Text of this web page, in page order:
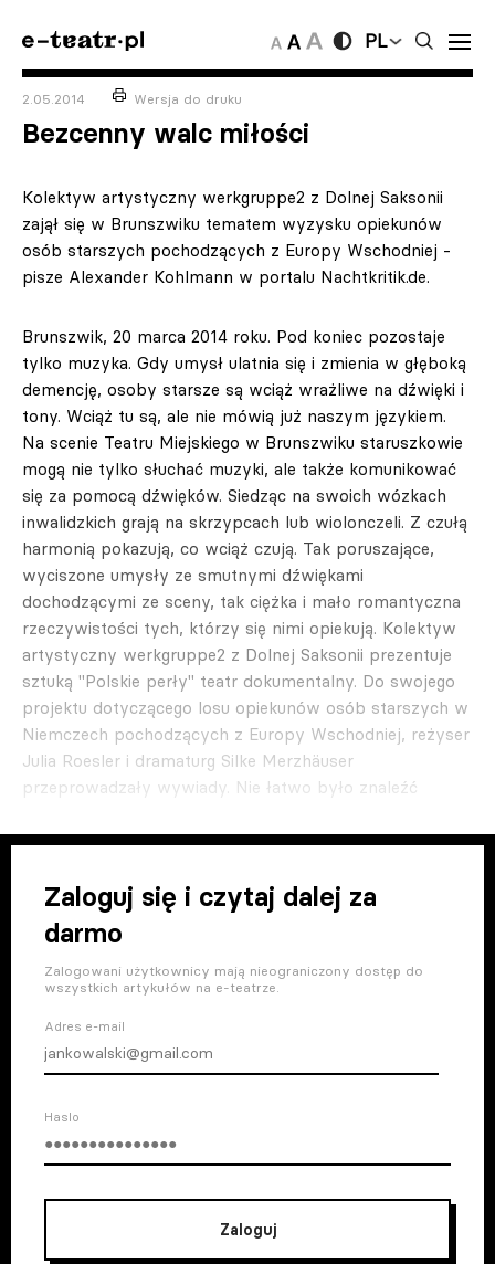
PL
2.05.2014 Wersja do druku
Bezcenny walc miłości
Kolektyw artystyczny werkgruppe2 z Dolnej Saksonii
zajął się w Brunszwiku tematem wyzysku opiekunów
osób starszych pochodzących z Europy Wschodniej -
pisze Alexander Kohlmann w portalu Nachtkritik.de.
Brunszwik, 20 marca 2014 roku. Pod koniec pozostaje
tylko muzyka. Gdy umysł ulatnia się i zmienia w głęboką
demencję, osoby starsze są wciąż wrażliwe na dźwięki i
tony. Wciąż tu są, ale nie mówią już naszym językiem.
Na scenie Teatru Miejskiego w Brunszwiku staruszkowie
mogą nie tylko słuchać muzyki, ale także komunikować
się za pomocą dźwięków. Siedząc na swoich wózkach
inwalidzkich grają na skrzypcach lub wiolonczeli. Z czułą
harmonią pokazują, co wciąż czują. Tak poruszające,
wyciszone umysły ze smutnymi dźwiękami
dochodzącymi ze sceny, tak ciężka i mało romantyczna
rzeczywistości tych, którzy się nimi opiekują. Kolektyw
artystyczny werkgruppe2 z Dolnej Saksonii prezentuje
sztuką "Polskie perły" teatr dokumentalny. Do swojego
projektu dotyczącego losu opiekunów osób starszych w
Niemczech pochodzących z Europy Wschodniej, reżyser
Julia Roesler i dramaturg Silke Merzhäuser
przeprowadzały wywiady. Nie łatwo było znaleźć
Zaloguj się i czytaj dalej za
darmo
Zalogowani użytkownicy mają nieograniczony dostęp do
wszystkich artykułów na e-teatrze.
Adres e-mail
Haslo
Zaloguj